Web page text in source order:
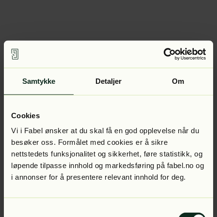
Samtykke Detaljer Om
Cookies
Vi i Fabel ønsker at du skal få en god opplevelse når du
besøker oss. Formålet med cookies er å sikre
nettstedets funksjonalitet og sikkerhet, føre statistikk, og
løpende tilpasse innhold og markedsføring på fabel.no og
i annonser for å presentere relevant innhold for deg.